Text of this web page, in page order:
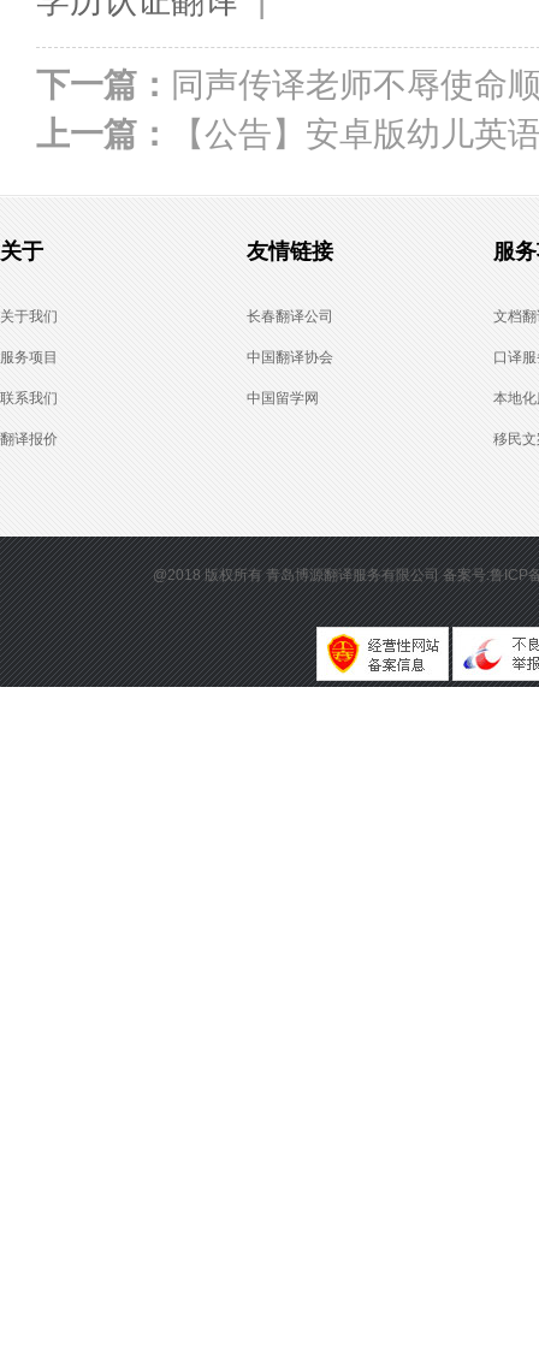
下一篇： 同声传译老师不辱使命
上一篇：
【公告】安卓版幼儿英
关于
关于我们
服务项目
联系我们
翻译报价
友情链接
长春翻译公司
中国翻译协会
中国留学网
服
文档
口译
本地
移民
@2018 版权所有青岛博源翻译服务有限公司 备案号:鲁ICP